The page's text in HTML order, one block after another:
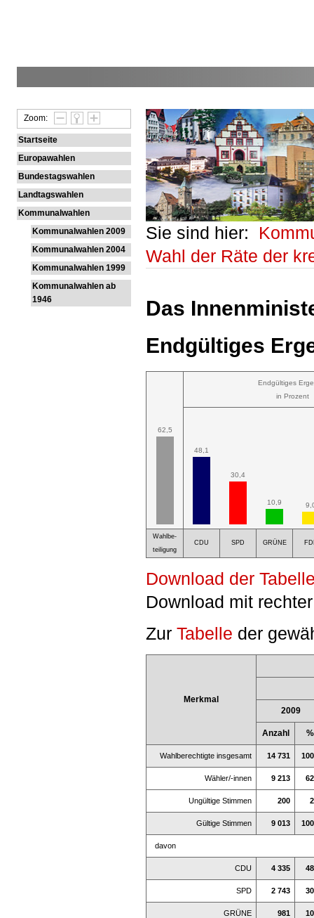
Zoom:
Startseite
Europawahlen
Bundestagswahlen
Landtagswahlen
Kommunalwahlen
Kommunalwahlen 2009
Kommunalwahlen 2004
Kommunalwahlen 1999
Kommunalwahlen ab
1946
Sie sind hier:
Wahl der Räte der
Das
Endgültiges
62,5
Endgültiges
in Prozent
48,1
30,4
10,9
Wahlbe-
teiligung
CDU SPD GRÜNE
Download der
Download mit
ZurTabelle der
Merkmal
2009
Anzahl %
Wahlberechtigte insgesamt 14 731
Wähler/-innen 9 213
Ungültige Stimmen 200
Gültige Stimmen 9 013
davon
CDU 4 335
SPD 2 743
GRÜNE 981